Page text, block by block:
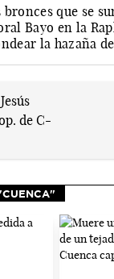
bronces que se
Bayo en la
la hazaña